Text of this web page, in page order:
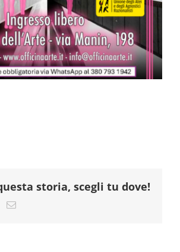
storia, scegli tu dove!
Email